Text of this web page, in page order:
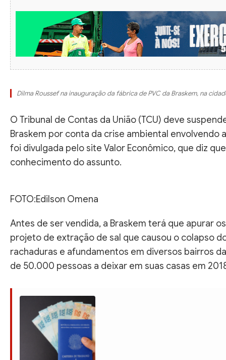
Dilma Roussef na inauguração da fábrica de PVC da Braskem, na
O Tribunal de Contas da União (TCU) deve
Braskem por conta da crise ambiental envolvendo
foi divulgada pelo site Valor Econômico, que diz
conhecimento do assunto.
FOTO:Edilson Omena
Antes de ser vendida, a Braskem terá que apurar
projeto de extração de sal que causou o colapso
rachaduras e afundamentos em diversos bairros
de 50.000 pessoas a deixar em suas casas em